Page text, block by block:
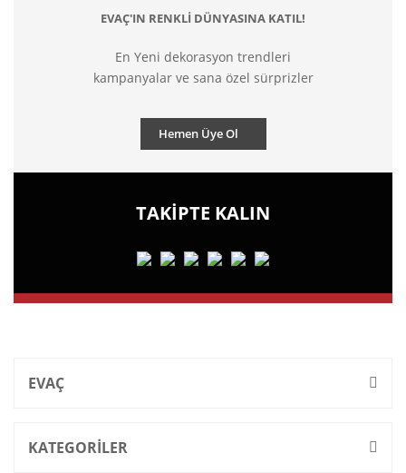
EVAÇ'IN RENKLİ DÜNYASINA KATIL!
En Yeni dekorasyon trendleri
kampanyalar ve sana özel sürprizler
Hemen Üye Ol
TAKİPTE KALIN
EVAÇ
KATEGORİLER